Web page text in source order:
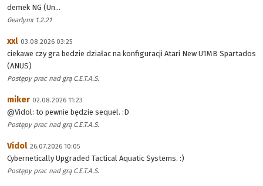
demek NG (Un...
Gearlynx 1.2.21
xxl 03.08.2026 03:25
ciekawe czy gra bedzie działac na konfiguracji Atari New U1MB Spartados
(ANUS)
Postępy prac nad grą C.E.T.A.S.
miker 02.08.2026 11:23
@Vidol: to pewnie będzie sequel. :D
Postępy prac nad grą C.E.T.A.S.
Vidol 26.07.2026 10:05
Cybernetically Upgraded Tactical Aquatic Systems. :)
Postępy prac nad grą C.E.T.A.S.